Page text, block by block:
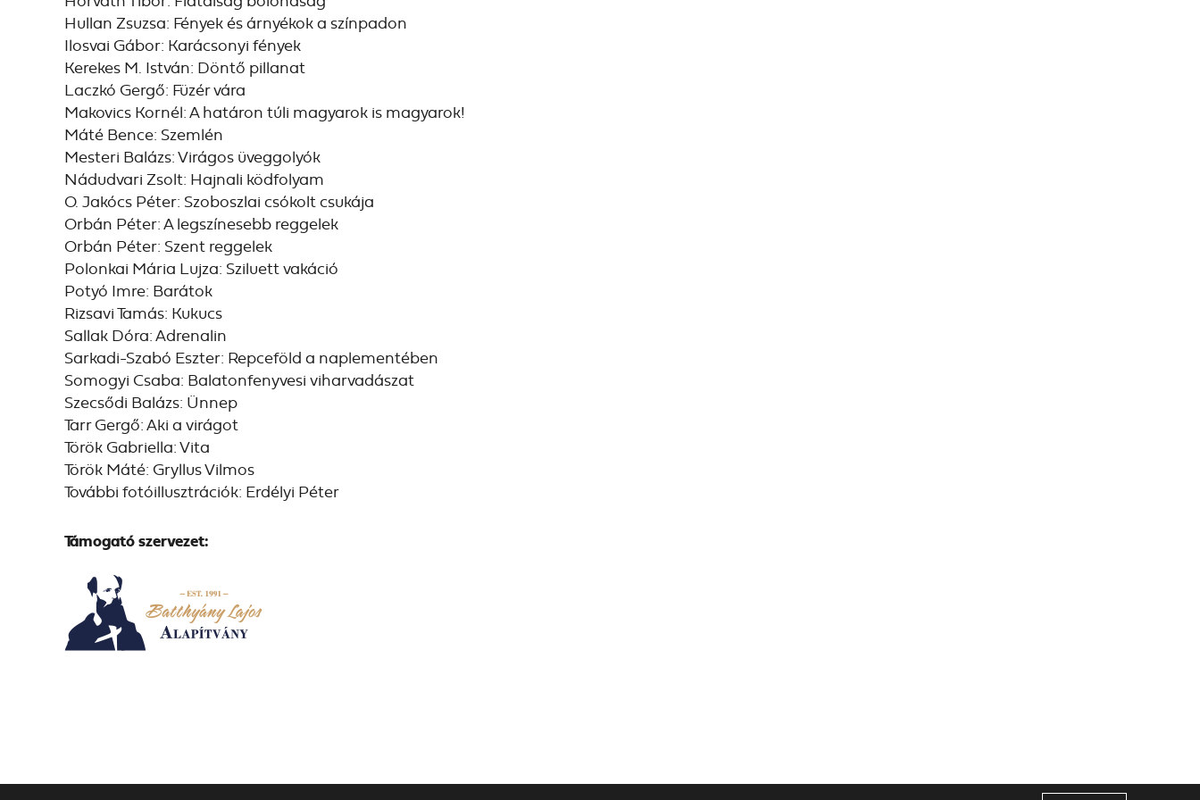
Hullan Zsuzsa: Fények és árnyékok a színpadon
Ilosvai Gábor: Karácsonyi fények
Kerekes M. István: Döntő pillanat
Laczkó Gergő: Füzér vára
Makovics Kornél: A határon túli magyarok is magyarok!
Máté Bence: Szemlén
Mesteri Balázs: Virágos üveggolyók
Nádudvari Zsolt: Hajnali ködfolyam
O. Jakócs Péter: Szoboszlai csókolt csukája
Orbán Péter: A legszínesebb reggelek
Orbán Péter: Szent reggelek
Polonkai Mária Lujza: Sziluett vakáció
Potyó Imre: Barátok
Rizsavi Tamás: Kukucs
Sallak Dóra: Adrenalin
Sarkadi-Szabó Eszter: Repceföld a naplementében
Somogyi Csaba: Balatonfenyvesi viharvadászat
Szecsődi Balázs: Ünnep
Tarr Gergő: Aki a virágot
Török Gabriella: Vita
Török Máté: Gryllus Vilmos
További fotóillusztrációk: Erdélyi Péter
Támogató szervezet: